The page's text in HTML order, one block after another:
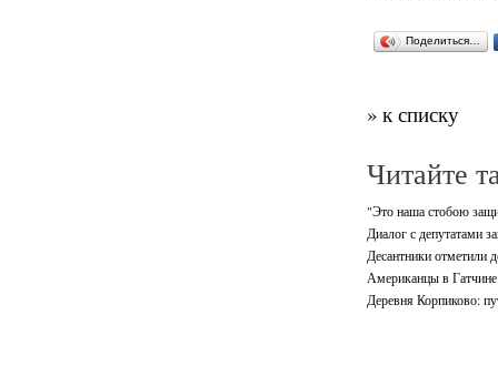
Поделиться…
» к списку
Читайте
"Это наша стобою
Диалог с депутатами
Десантники отметили
Американцы в Гатчине
Деревня Корпиково: